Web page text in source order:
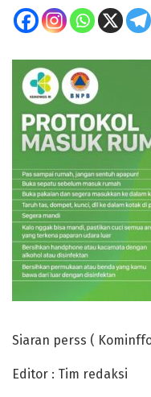
Siaran perss (
Editor : Tim redaksi